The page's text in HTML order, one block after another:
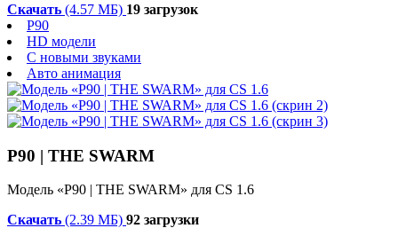
Скачать (4.57 МБ) 19 загрузок
P90
HD модели
С новыми звуками
Авто анимация
P90 | THE SWARM
Модель «P90 | THE SWARM» для CS 1.6
Скачать (2.39 МБ) 92 загрузки